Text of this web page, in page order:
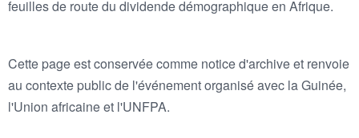
feuilles de route du dividende démographique en Afrique.
Cette page est conservée comme notice d'archive et renvoie
au contexte public de l'événement organisé avec la Guinée,
l'Union africaine et l'UNFPA.